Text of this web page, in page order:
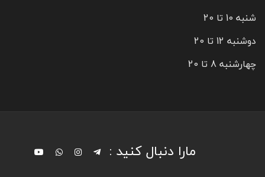
شنبه 10 تا 20
دوشنبه 12 تا 20
چهارشنبه 8 تا 20
مارا دنبال کنید :